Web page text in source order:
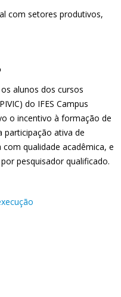
com setores produtivos,
alunos dos cursos
do IFES Campus
o incentivo à formação de
participação ativa de
qualidade acadêmica, e
pesquisador qualificado.